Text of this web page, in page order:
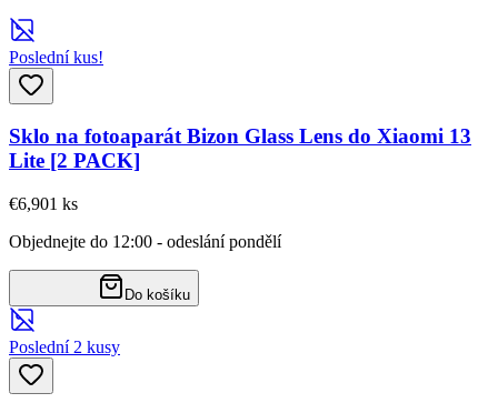
Poslední kus!
Sklo na fotoaparát Bizon Glass Lens do Xiaomi 13
Lite [2 PACK]
€6,901 ks
Objednejte do 12:00 - odeslání pondělí
Do košíku
Poslední 2 kusy